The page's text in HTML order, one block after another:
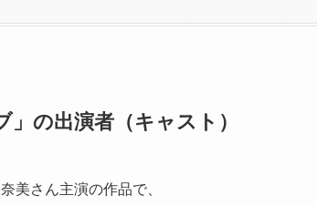
の出演者（キャスト）
美さん主演の作品で、